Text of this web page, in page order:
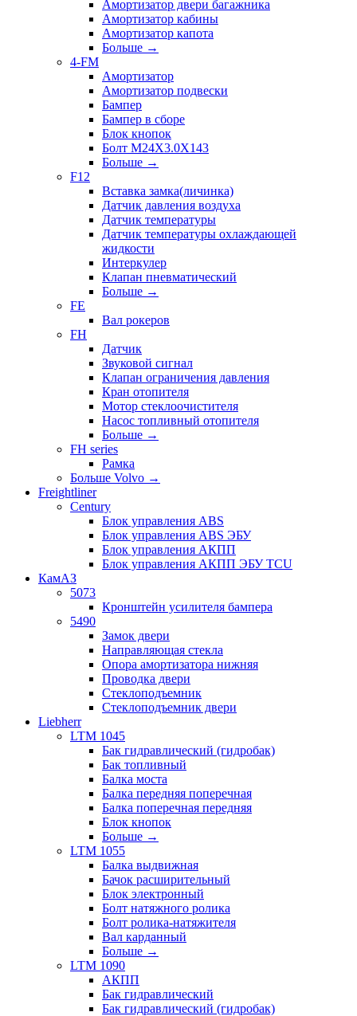
Амортизатор двери багажника
Амортизатор кабины
Амортизатор капота
Больше →
4-FM
Амортизатор
Амортизатор подвески
Бампер
Бампер в сборе
Блок кнопок
Болт M24X3.0X143
Больше →
F12
Вставка замка(личинка)
Датчик давления воздуха
Датчик температуры
Датчик температуры охлаждающей
жидкости
Интеркулер
Клапан пневматический
Больше →
FE
Вал рокеров
FH
Датчик
Звуковой сигнал
Клапан ограничения давления
Кран отопителя
Мотор стеклоочистителя
Насос топливный отопителя
Больше →
FH series
Рамка
Больше Volvo →
Freightliner
Century
Блок управления ABS
Блок управления ABS ЭБУ
Блок управления АКПП
Блок управления АКПП ЭБУ TCU
КамАЗ
5073
Кронштейн усилителя бампера
5490
Замок двери
Направляющая стекла
Опора амортизатора нижняя
Проводка двери
Стеклоподъемник
Стеклоподъемник двери
Liebherr
LTM 1045
Бак гидравлический (гидробак)
Бак топливный
Балка моста
Балка передняя поперечная
Балка поперечная передняя
Блок кнопок
Больше →
LTM 1055
Балка выдвижная
Бачок расширительный
Блок электронный
Болт натяжного ролика
Болт ролика-натяжителя
Вал карданный
Больше →
LTM 1090
АКПП
Бак гидравлический
Бак гидравлический (гидробак)